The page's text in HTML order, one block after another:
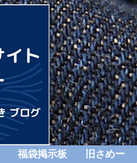
福袋掲示板 旧さめー